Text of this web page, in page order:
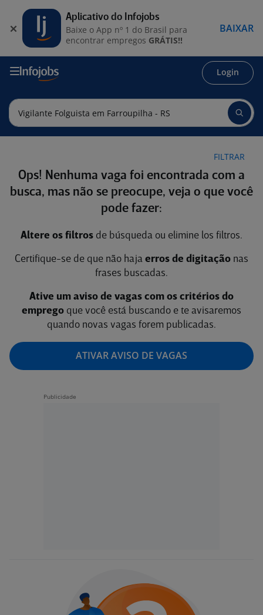
Login
FILTRAR
Ops! Nenhuma vaga foi encontrada com a
busca, mas não se preocupe, veja o que você
pode fazer:
Altere os filtros de búsqueda ou elimine los filtros.
Certifique-se de que não haja erros de digitação nas
frases buscadas.
Ative um aviso de vagas com os critérios do
emprego que você está buscando e te avisaremos
quando novas vagas forem publicadas.
ATIVAR AVISO DE VAGAS
Aplicativo do Infojobs
Baixe o App nº 1 do Brasil para
encontrar empregos GRÁTIS!!
BAIXAR